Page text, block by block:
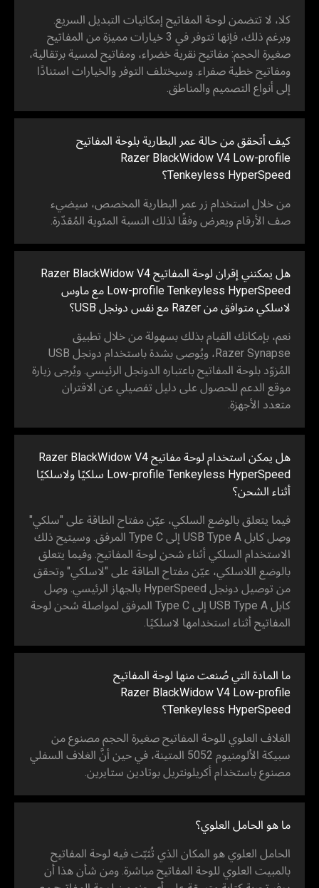
كلا، لا تتضمن لوحة المفاتيح إمكانيات التبديل السريع.
وبرغم ذلك، فإنها تتوفر في 3 خيارات مميزة من المفاتيح
صغيرة الحجم: مفاتيح نقرية خضراء، ومفاتيح لمسية برتقالية،
ومفاتيح خطية صفراء. وسيختلف التوفر والخيارات استنادًا
إلى أنواع التصميم والمناطق.
كيف أتحقق من حالة عمر البطارية بلوحة المفاتيح
Razer BlackWidow V4 Low-profile
Tenkeyless HyperSpeed؟
من خلال استخدام زر عمر البطارية المخصص، سيضيء
صف الأرقام ويعرض وفقًا لذلك النسبة المئوية المُقدّرة.
هل يمكنني إقران لوحة المفاتيح Razer BlackWidow V4
Low-profile Tenkeyless HyperSpeed مع ماوس
لاسلكي متوافق من Razer مع نفس دونجل USB؟
نعم، بإمكانك القيام بذلك بسهولة من خلال تطبيق
Razer Synapse، ويُوصى بشدة باستخدام دونجل USB
المُزوّد بلوحة المفاتيح باعتباره الدونجل الرئيسي. ويُرجى زيارة
موقع الدعم للحصول على دليل تفصيلي عن الاقتران
متعدد الأجهزة.
هل يمكن استخدام لوحة مفاتيح Razer BlackWidow V4
Low-profile Tenkeyless HyperSpeed سلكيًا ولاسلكيًا
أثناء الشحن؟
فيما يتعلق بالوضع السلكي، عيّن مفتاح الطاقة على "سلكي"
وصِل كابل USB Type A إلى Type C المرفق. وسيتيح ذلك
الاستخدام السلكي أثناء شحن لوحة المفاتيح. وفيما يتعلق
بالوضع اللاسلكي، عيّن مفتاح الطاقة على "لاسلكي" وتحقق
من توصيل دونجل HyperSpeed بالجهاز الرئيسي. وصِل
كابل USB Type A إلى Type C المرفق لمواصلة شحن لوحة
المفاتيح أثناء استخدامها لاسلكيًا.
ما المادة التي صُنعت منها لوحة المفاتيح
Razer BlackWidow V4 Low-profile
Tenkeyless HyperSpeed؟
الغلاف العلوي للوحة المفاتيح صغيرة الحجم مصنوع من
سبيكة الألومنيوم 5052 المتينة، في حين أنَّ الغلاف السفلي
مصنوع باستخدام أكريلونتريل بوتادين ستايرين.
ما هو الحامل العلوي؟
الحامل العلوي هو المكان الذي تُثبّت فيه لوحة المفاتيح
بالمبيت العلوي للوحة المفاتيح مباشرة. ومن شأن هذا أن